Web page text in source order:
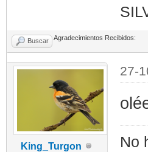
Buscar Agradecimientos Recibidos:
King_Turgon
27-
No